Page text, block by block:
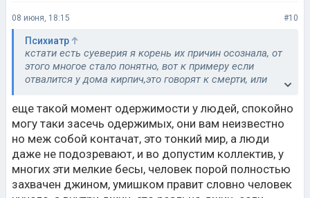
08 июня, 18:15 #10
Психиатр
кстати есть суеверия я корень их причин осознала, от
этого многое стало понятно, вот к примеру если
отвалится у дома кирпич,это говорят к смерти, или
поняли, в общем дом не обустроен тоже типа к
смерти, несет вполне адекватный характер, ведь
через сквозняки плесень люди заболевают, сердце
страдает имунка отсюда серд приступы инфаркты и
далее по списку, это действительно так, и так во всем,
хотя есть шизо суеверия явно придуманные
шизиками. вот я от них страдаю, пока разобрала
еще такой момент одержимости у людей, спокойно
могу таки засечь одержимых, они вам неизвестно
но меж собой контачат, это тонкий мир, а люди
даже не подозревают, и во допустим коллектив, у
многих эти мелкие бесы, человек порой полностью
захвачен джином, умишком правит словно человек